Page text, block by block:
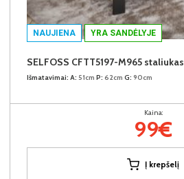
NAUJIENA YRA SANDĖLYJE
SELFOSS CFTT5197-M965 staliukas
Išmatavimai: A: 51cm P: 62cm G: 90cm
Kaina:
99€
Į krepšelį